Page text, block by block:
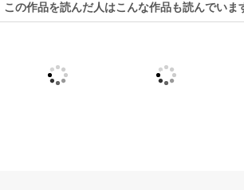
この作品を読んだ人はこんな作品も読んでいま